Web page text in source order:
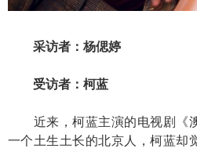
采访者：杨偲婷
受访者：柯蓝
近来，柯蓝主演的电视剧《
一个土生土长的北京人，柯蓝却